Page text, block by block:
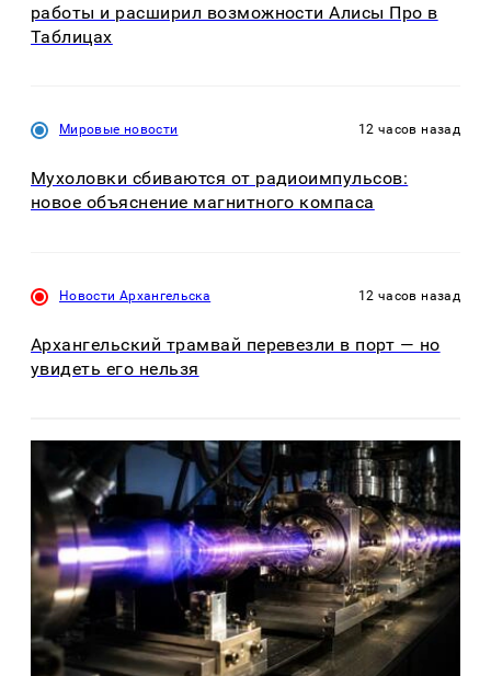
работы и расширил возможности Алисы Про в
Таблицах
Мировые новости 12 часов назад
Мухоловки сбиваются от радиоимпульсов:
новое объяснение магнитного компаса
Новости Архангельска 12 часов назад
Архангельский трамвай перевезли в порт — но
увидеть его нельзя